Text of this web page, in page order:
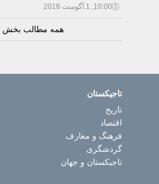
🕔10:00, 1.آگوست 2018
همه مطالب بخش
تاجیکستان
تاریخ
اقتصاد
فرهنگ و معارف
گردشگری
تاجیکستان و جهان